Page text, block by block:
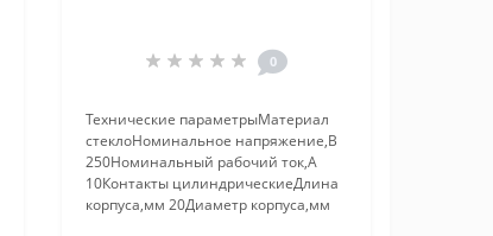
0
Технические параметрыМатериал
стеклоНоминальное напряжение,В
250Номинальный рабочий ток,А
10Контакты цилиндрическиеДлина
корпуса,мм 20Диаметр корпуса,мм